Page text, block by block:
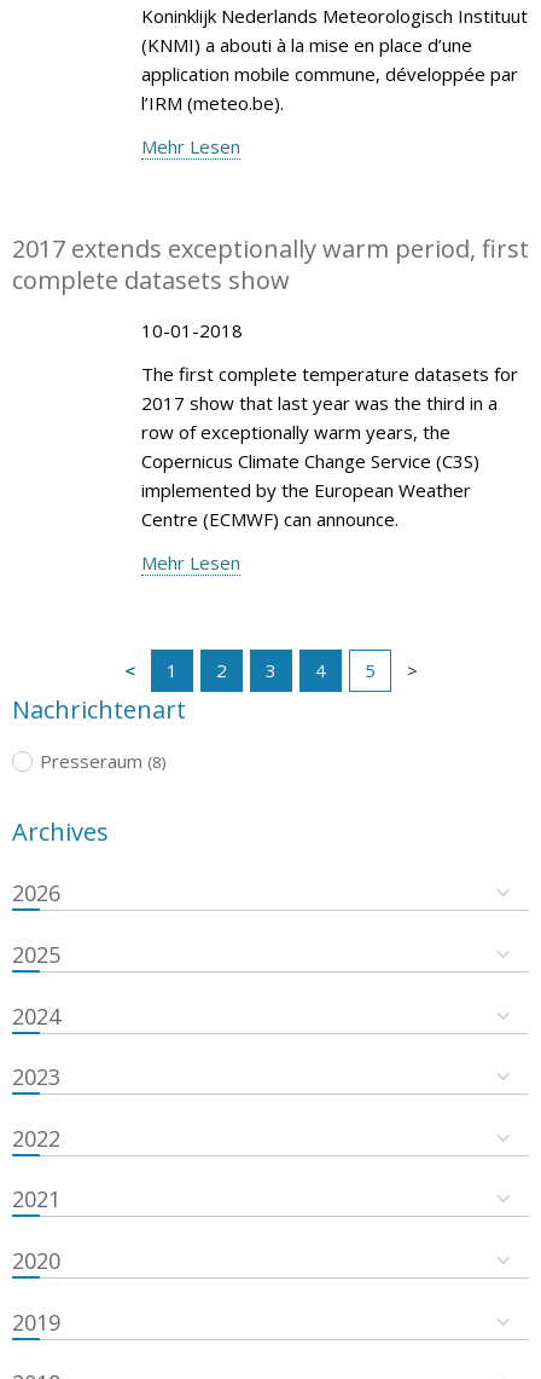
Koninklijk Nederlands Meteorologisch Instituut
(KNMI) a abouti à la mise en place d’une
application mobile commune, développée par
l’IRM (meteo.be).
Mehr Lesen
2017 extends exceptionally warm period, first
complete datasets show
10-01-2018
The first complete temperature datasets for
2017 show that last year was the third in a
row of exceptionally warm years, the
Copernicus Climate Change Service (C3S)
implemented by the European Weather
Centre (ECMWF) can announce.
Mehr Lesen
1 2 3 4 5
Nachrichtenart
Presseraum (8)
Archives
2026
2025
2024
2023
2022
2021
2020
2019